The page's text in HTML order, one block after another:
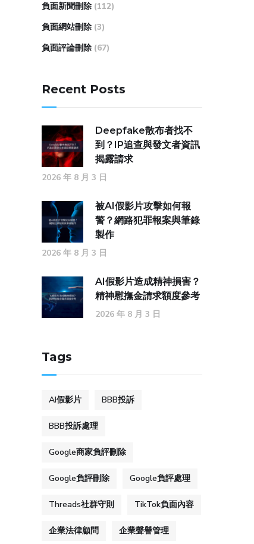
負面新聞刪除 (112)
負面網站刪除 (3)
負面評論刪除 (67)
Recent Posts
Deepfake散布者找不
到？IP追查與發文者資訊
揭露請求
2026 年 8 月 3 日
被AI假影片攻擊如何報
警？網路犯罪報案與筆錄
製作
2026 年 8 月 3 日
AI假影片造成精神損害？
精神慰撫金請求額度參考
2026 年 8 月 3 日
Tags
AI假影片 BBB投訴
BBB投訴處理
Google商家負評刪除
Google負評刪除 Google負評處理
Threads社群守則 TikTok負面內容
企業法律顧問 企業聲譽管理